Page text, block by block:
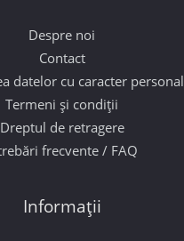
Despre noi
Contact
datelor cu caracter personal
Termeni și condiții
Dreptul de retragere
frecvente / FAQ
Informații